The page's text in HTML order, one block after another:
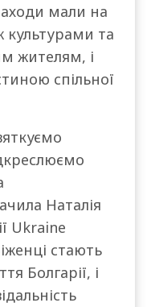
мали на
культурами та
жителям, і
спільної
Наталія
Ukraine
стають
Болгарії, і